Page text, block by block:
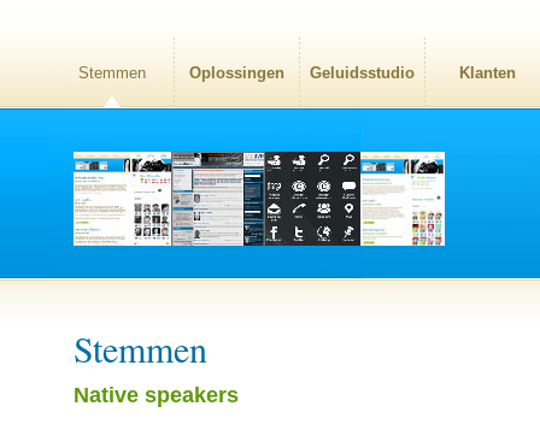
Stemmen Oplossingen Geluidsstudio Klanten
Stemmen
Native speakers